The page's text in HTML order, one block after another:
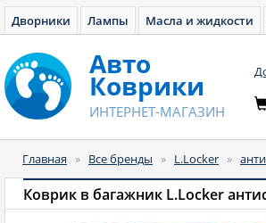
Дворники Лампы Масла и жидкости
Авто
Коврики
ИНТЕРНЕТ-МАГАЗИН
Главная » Все бренды » L.Locker »
Коврик в багажник L.Locker